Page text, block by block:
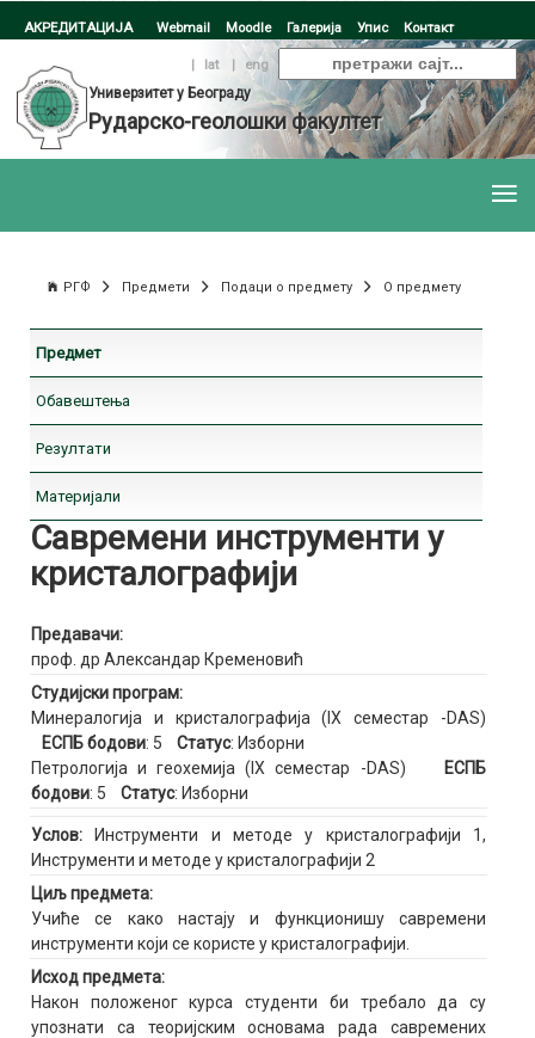
АКРЕДИТАЦИЈА Webmail Moodle Галерија Упис Контакт
| lat |
eng
Универзитет у Београду
Рударско-геолошки факултет
РГФ Предмети Подаци о предмету О предмету
Предмет
Обавештења
Резултати
Материјали
Савремени инструменти у
кристалографији
Предавачи:
проф. др Александар Кременовић
Студијски програм:
Минералогија и кристалографија (IX семестар -DAS)
ЕСПБ бодови: 5 Статус: Изборни
Петрологија и геохемија (IX семестар -DAS)
ЕСПБ
бодови: 5 Статус: Изборни
Услов:
Инструменти и методе у кристалографији 1,
Инструменти и методе у кристалографији 2
Циљ предмета:
Учиће се како настају и функционишу савремени
инструменти који се користе у кристалографији.
Исход предмета:
Након положеног курса студенти би требало да су
упознати са теоријским основама радa савремених